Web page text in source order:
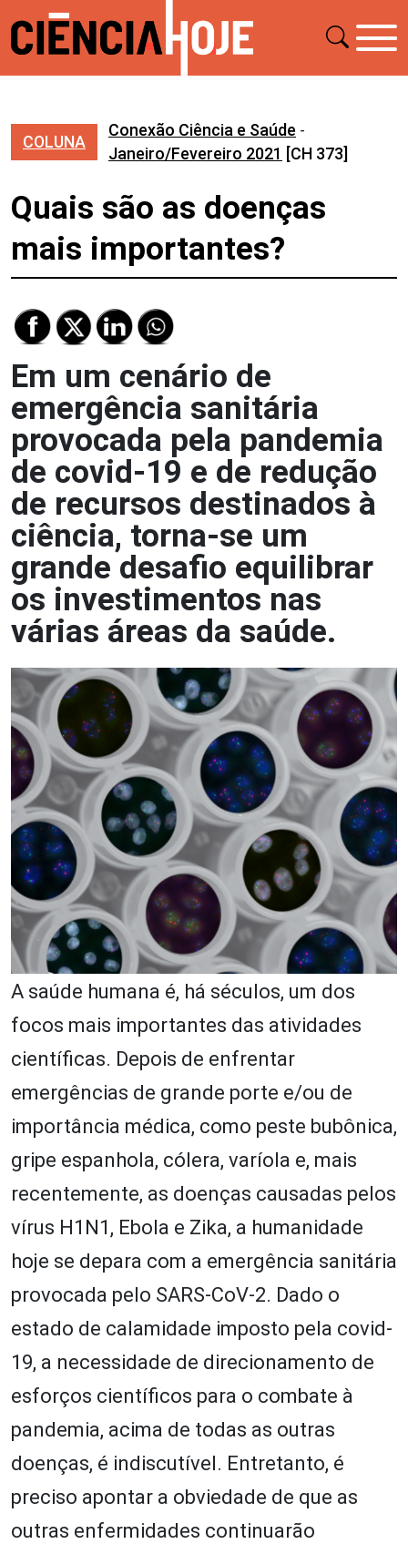
COLUNA
Conexão Ciência e Saúde -
Janeiro/Fevereiro 2021 [CH 373]
Quais são as doenças
mais importantes?
Em um cenário de
emergência sanitária
provocada pela pandemia
de covid-19 e de redução
de recursos destinados à
ciência, torna-se um
grande desafio equilibrar
os investimentos nas
várias áreas da saúde.
A saúde humana é, há séculos, um dos
focos mais importantes das atividades
científicas. Depois de enfrentar
emergências de grande porte e/ou de
importância médica, como peste bubônica,
gripe espanhola, cólera, varíola e, mais
recentemente, as doenças causadas pelos
vírus H1N1, Ebola e Zika, a humanidade
hoje se depara com a emergência sanitária
provocada pelo SARS-CoV-2. Dado o
estado de calamidade imposto pela covid-
19, a necessidade de direcionamento de
esforços científicos para o combate à
pandemia, acima de todas as outras
doenças, é indiscutível. Entretanto, é
preciso apontar a obviedade de que as
outras enfermidades continuarão